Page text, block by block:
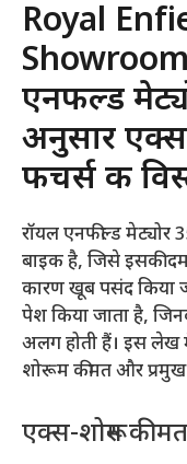
Royal
एनफील्ड
अनुसार
फीचर्स की
रॉयल एनफील्ड मेट्योर
बाइक है, जिसे इसकी
कारण खूब पसंद किया
पेश किया जाता है,
अलग होती हैं। इस लेख
शोरूम कीमत और प्रमुख
एक्स-शोरूम